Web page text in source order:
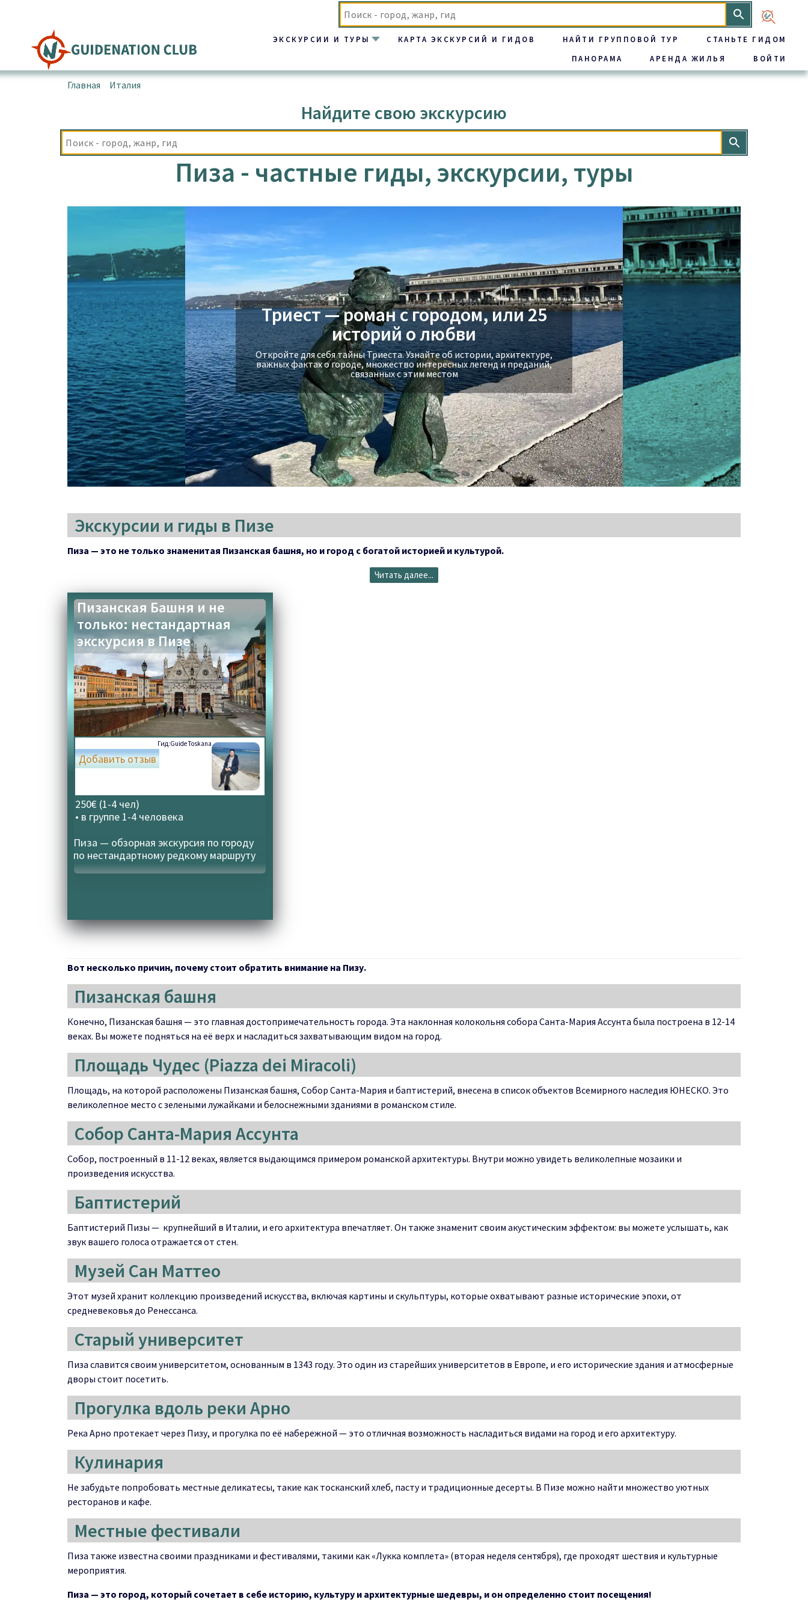
содержимому
ЭКСКУРСИИ И ТУРЫ КАРТА ЭКСКУРСИЙ И ГИДОВ НАЙТИ ГРУППОВОЙ ТУР
СТАНЬТЕ ГИДОМ
ПАНОРАМА
АРЕНДА ЖИЛЬЯ ВОЙТИ
Главная Италия
Найдите свою экскурсию
Пиза - частные гиды, экскурсии, туры
Экскурсия на яхте в Стамбуле -
прогулка по Босфору
Экскурсия на яхте в Стамбуле - прогулка по Босфору
Триест — роман с городом, или 25
историй о любви
Откройте для себя тайны Триеста. Узнайте об истории, архитектуре,
важных фактах о городе, множествo интересных легенд и преданий,
связанных с этим местом
Экскурсии и гиды в Пизе
Пиза — это не только знаменитая Пизанская башня, но и город с богатой историей и культурой.
Читать далее...
Пизанская Башня и не
только: нестандартная
экскурсия в Пизе
Гид:Guide Toskana
250€ (1-4 чел)
• в группе 1-4 человека
Добавить отзыв
Пиза — обзорная экскурсия по городу
по нестандартному редкому маршруту
Вот несколько причин, почему стоит обратить внимание на Пизу.
Пизанская башня
Конечно, Пизанская башня — это главная достопримечательность города. Эта наклонная колокольня собора Санта-Мария Ассунта была построена в 12-14
веках. Вы можете подняться на её верх и насладиться захватывающим видом на город.
Площадь Чудес (Piazza dei Miracoli)
Площадь, на которой расположены Пизанская башня, Собор Санта-Мария и баптистерий, внесена в список объектов Всемирного наследия ЮНЕСКО. Это
великолепное место с зелеными лужайками и белоснежными зданиями в романском стиле.
Собор Санта-Мария Ассунта
Собор, построенный в 11-12 веках, является выдающимся примером романской архитектуры. Внутри можно увидеть великолепные мозаики и
произведения искусства.
Баптистерий
Баптистерий Пизы — крупнейший в Италии, и его архитектура впечатляет. Он также знаменит своим акустическим эффектом: вы можете услышать, как
звук вашего голоса отражается от стен.
Музей Сан Маттео
Этот музей хранит коллекцию произведений искусства, включая картины и скульптуры, которые охватывают разные исторические эпохи, от
средневековья до Ренессанса.
Старый университет
Пиза славится своим университетом, основанным в 1343 году. Это один из старейших университетов в Европе, и его исторические здания и атмосферные
дворы стоит посетить.
Прогулка вдоль реки Арно
Река Арно протекает через Пизу, и прогулка по её набережной — это отличная возможность насладиться видами на город и его архитектуру.
Кулинария
Не забудьте попробовать местные деликатесы, такие как тосканский хлеб, пасту и традиционные десерты. В Пизе можно найти множество уютных
ресторанов и кафе.
Местные фестивали
Пиза также известна своими праздниками и фестивалями, такими как «Лукка комплета» (вторая неделя сентября), где проходят шествия и культурные
мероприятия.
Пиза — это город, который сочетает в себе историю, культуру и архитектурные шедевры, и он определенно стоит посещения!